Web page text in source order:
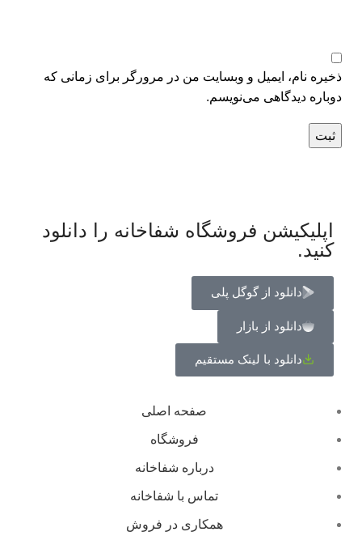
ذخیره نام، ایمیل و وبسایت من در مرورگر برای زمانی که
دوباره دیدگاهی می‌نویسم.
اپلیکیشن فروشگاه شفاخانه را دانلود
کنید.
دانلود از گوگل پلی
دانلود از بازار
دانلود با لینک مستقیم
صفحه اصلی
فروشگاه
درباره شفاخانه
تماس با شفاخانه
همکاری در فروش